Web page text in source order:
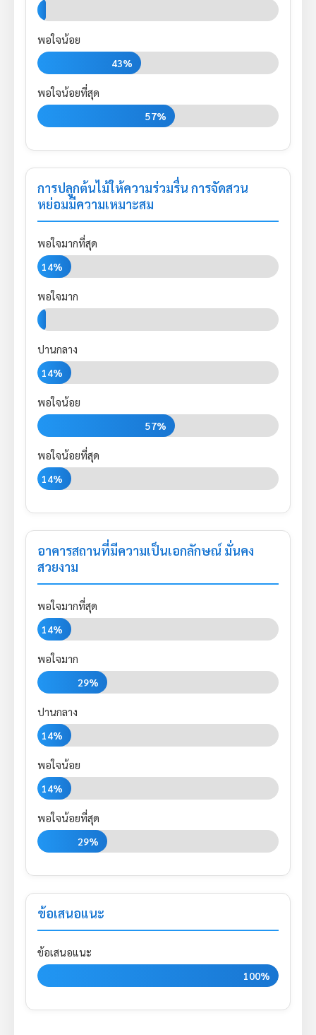
พอใจน้อย
43%
พอใจน้อยที่สุด
57%
การปลูกต้นไม้ให้ความร่วมรื่น การจัดสวน
หย่อมมีความเหมาะสม
พอใจมากที่สุด
14%
พอใจมาก
ปานกลาง
14%
พอใจน้อย
57%
พอใจน้อยที่สุด
14%
อาคารสถานที่มีความเป็นเอกลักษณ์ มั่นคง
สวยงาม
พอใจมากที่สุด
14%
พอใจมาก
29%
ปานกลาง
14%
พอใจน้อย
14%
พอใจน้อยที่สุด
29%
ข้อเสนอแนะ
ข้อเสนอแนะ
100%